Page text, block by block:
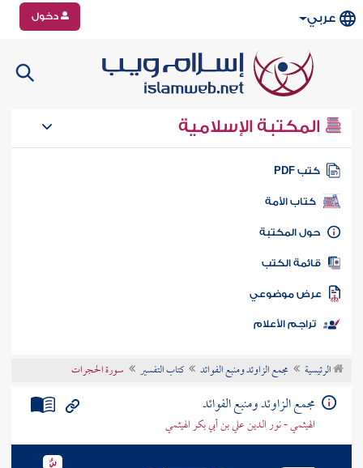
عربي دخول
المكتبة الإسلامية
كتب PDF
كتاب الأمة
المكتبة
الكتب
موضوعي
تراجم الأعلام
الرئيسية مجمع الزاوئد ومنبع الفوائد كتاب التفسير سورة الحجرات
مجمع الزاوئد ومنبع الفوائد
الهيثمي - نور الدين علي بن أبي بكر الهيثمي